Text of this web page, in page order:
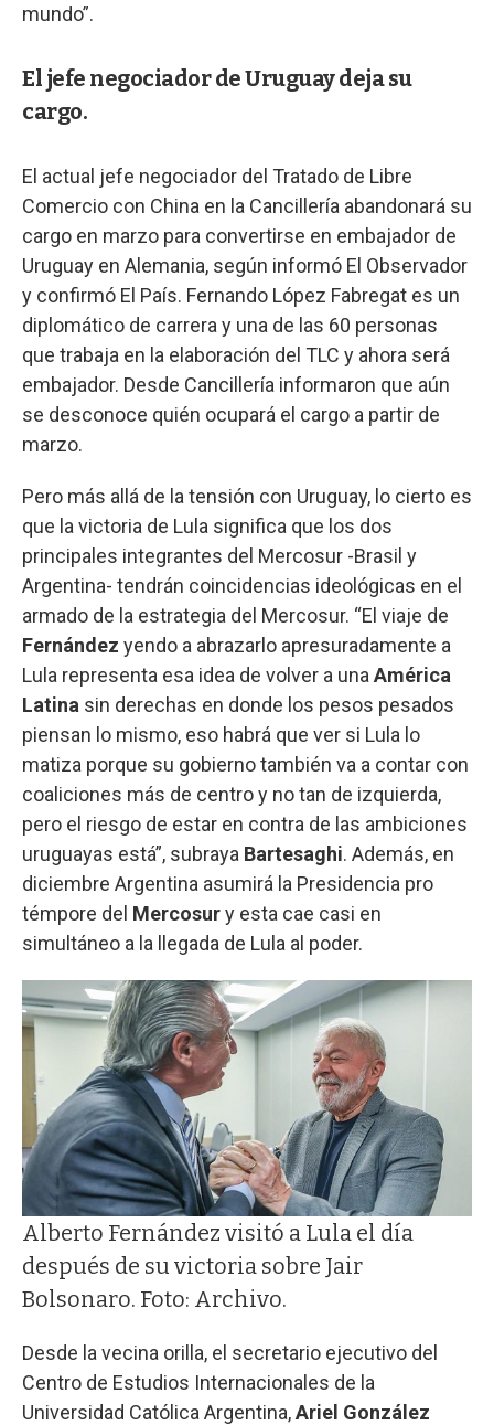
mundo”.
El jefe negociador de Uruguay deja su
cargo.
El actual jefe negociador del Tratado de Libre
Comercio con China en la Cancillería abandonará su
cargo en marzo para convertirse en embajador de
Uruguay en Alemania, según informó El Observador
y confirmó El País. Fernando López Fabregat es un
diplomático de carrera y una de las 60 personas
que trabaja en la elaboración del TLC y ahora será
embajador. Desde Cancillería informaron que aún
se desconoce quién ocupará el cargo a partir de
marzo.
Pero más allá de la tensión con Uruguay, lo cierto es
que la victoria de Lula significa que los dos
principales integrantes del Mercosur -Brasil y
Argentina- tendrán coincidencias ideológicas en el
armado de la estrategia del Mercosur. “El viaje de
Fernández yendo a abrazarlo apresuradamente a
Lula representa esa idea de volver a una América
Latina sin derechas en donde los pesos pesados
piensan lo mismo, eso habrá que ver si Lula lo
matiza porque su gobierno también va a contar con
coaliciones más de centro y no tan de izquierda,
pero el riesgo de estar en contra de las ambiciones
uruguayas está”, subraya Bartesaghi. Además, en
diciembre Argentina asumirá la Presidencia pro
témpore del Mercosury esta cae casi en
simultáneo a la llegada de Lula al poder.
Alberto Fernández visitó a Lula el día
después de su victoria sobre Jair
Bolsonaro. Foto: Archivo.
Desde la vecina orilla, el secretario ejecutivo del
Centro de Estudios Internacionales de la
Universidad Católica Argentina,Ariel González